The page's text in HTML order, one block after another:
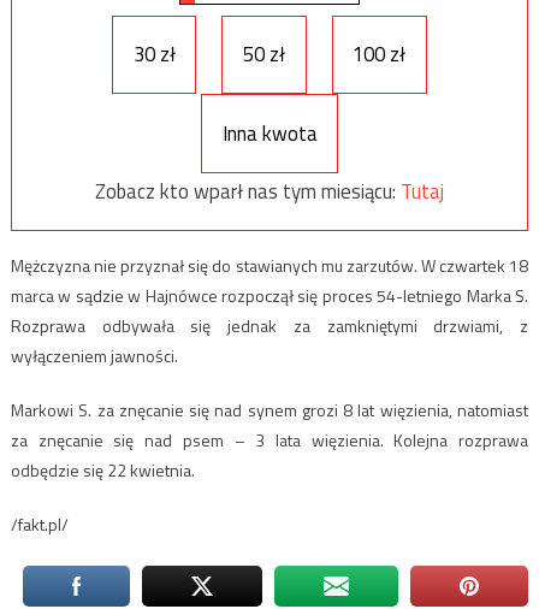
30 zł 50 zł 100 zł
Inna kwota
Zobacz kto wparł nas tym miesiącu: Tutaj
Mężczyzna nie przyznał się do stawianych mu zarzutów. W czwartek 18
marca w sądzie w Hajnówce rozpoczął się proces 54-letniego Marka S.
Rozprawa odbywała się jednak za zamkniętymi drzwiami, z
wyłączeniem jawności.
Markowi S. za znęcanie się nad synem grozi 8 lat więzienia, natomiast
za znęcanie się nad psem – 3 lata więzienia. Kolejna rozprawa
odbędzie się 22 kwietnia.
/fakt.pl/